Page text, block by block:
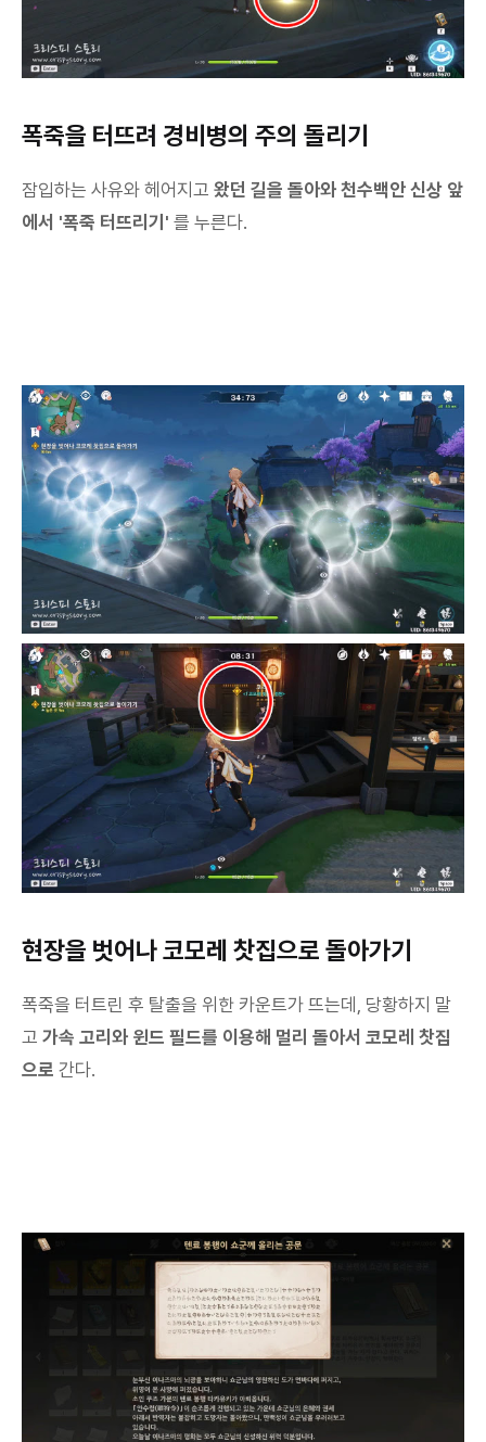
폭죽을 터뜨려 경비병의 주의 돌리기
잠입하는 사유와 헤어지고 왔던 길을 돌아와 천수백안 신상 앞
에서 '폭죽 터뜨리기' 를 누른다.
현장을 벗어나 코모레 찻집으로 돌아가기
폭죽을 터트린 후 탈출을 위한 카운트가 뜨는데, 당황하지 말
고 가속 고리와 윈드 필드를 이용해 멀리 돌아서 코모레 찻집
으로 간다.